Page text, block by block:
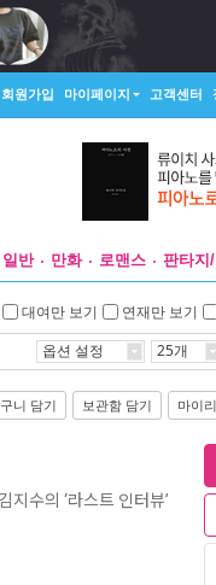
회원가입 마이페이지 고객센터
일반 만화 로맨스 판타지/
대여만 보기 연재만 보기
옵션 설정 25개
니 담기 보관함 담기 마이
지수의 ‘라스트 인터뷰’